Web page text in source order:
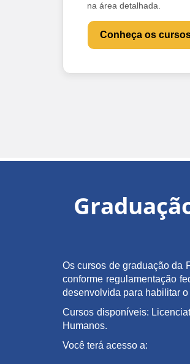
na área detalhada.
Conheça os
Os cursos de graduação da
conforme regulamentação
desenvolvida para habilitar
Cursos disponíveis:
Humanos.
Você terá acesso a: